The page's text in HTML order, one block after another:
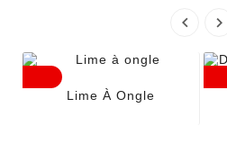
 
Lime À Ongle